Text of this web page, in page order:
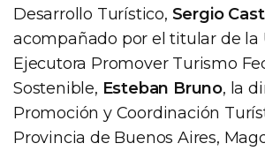
Desarrollo Turístico, Sergio
acompañado por el titular de la
Ejecutora Promover Turismo
Sostenible, Esteban Bruno, la
Promoción y Coordinación
Provincia de Buenos Aires,